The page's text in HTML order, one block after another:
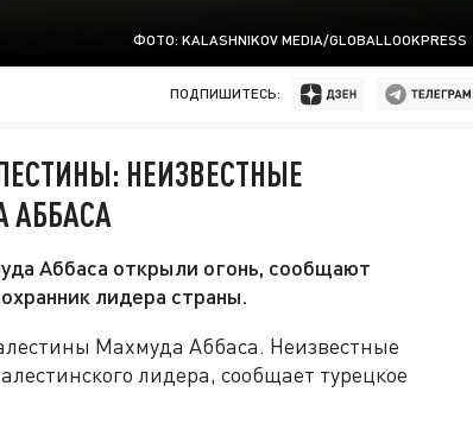
ФОТО: KALASHNIKOV MEDIA/GLOBALLOOKPRESS
ПОДПИШИТЕСЬ:
НЕИЗВЕСТНЫЕ
АББАСА
Аббаса открыли огонь, сообщают
лидера страны.
Махмуда Аббаса. Неизвестные
лидера, сообщает турецкое